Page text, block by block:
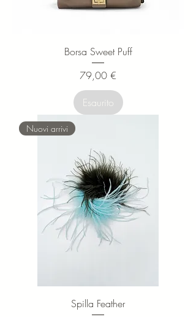
Borsa Sweet Puff
Prezzo
79,00 €
Esaurito
Nuovi arrivi
Spilla Feather